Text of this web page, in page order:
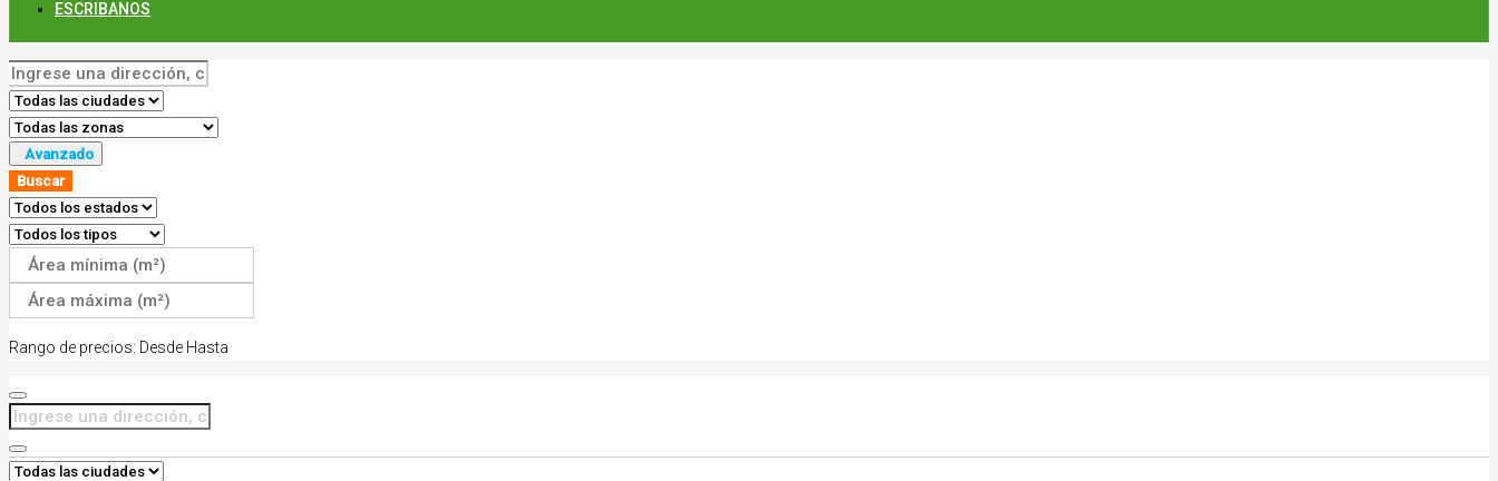
ESCRIBANOS
Avanzado
Buscar
Rango de precios: Desde Hasta